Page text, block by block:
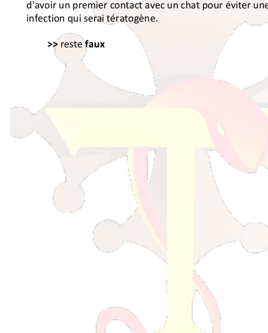
infection!qui!serai!tératogène.!
>>& reste &faux